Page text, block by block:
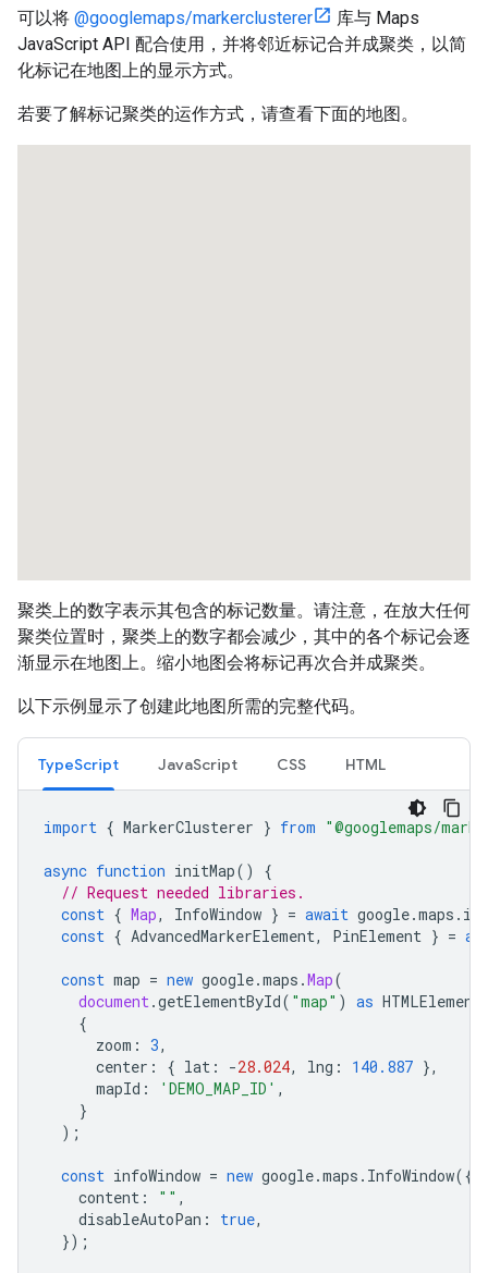
可以将 @googlemaps/markerclusterer
库与 Maps
JavaScript API 配合使用，并将邻近标记合并成聚类，以简
化标记在地图上的显示方式。
若要了解标记聚类的运作方式，请查看下面的地图。
聚类上的数字表示其包含的标记数量。请注意，在放大任何
聚类位置时，聚类上的数字都会减少，其中的各个标记会逐
渐显示在地图上。缩小地图会将标记再次合并成聚类。
以下示例显示了创建此地图所需的完整代码。
TypeScript JavaScript CSS HTML
import { MarkerClusterer } from "@googlemaps/
async function initMap()
{
// Request needed libraries.
const { Map, InfoWindow } = await google.maps .
const { AdvancedMarkerElement, PinElement } =
const map = new google.maps .Map(
document.getElementById( "map" ) as HTMLElement
{
zoom : 3,
center : { lat : -28.024, lng : 140.887 },
mapId : 'DEMO_MAP_ID' ,
}
);
const infoWindow = new google.maps . InfoWindow({
content : "" ,
disableAutoPan : true,
});